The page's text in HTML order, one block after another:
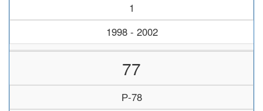
1
1998 - 2002
77
Р-78